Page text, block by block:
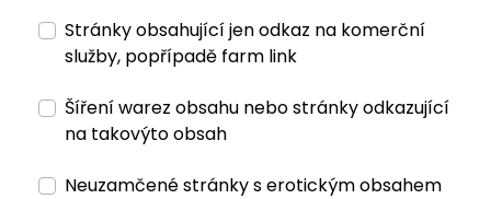
Stránky obsahující jen odkaz na komerční
služby, popřípadě farm link
Šíření warez obsahu nebo stránky odkazující
na takovýto obsah
Neuzamčené stránky s erotickým obsahem